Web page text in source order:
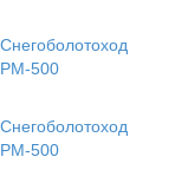
Снегоболотоход
РМ-500
Снегоболотоход
РМ-500